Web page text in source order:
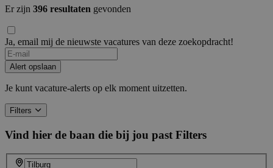
Er zijn 396 resultaten gevonden
Ja, email mij de nieuwste vacatures van deze zoekopdracht!
Alert opslaan
Je kunt vacature-alerts op elk moment uitzetten.
Filters
Vind hier de baan die bij jou past Filters